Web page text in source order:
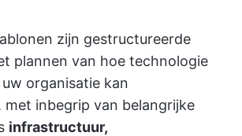
zijn gestructureerde
plannen van hoe technologie
organisatie kan
met inbegrip van belangrijke
infrastructuur,